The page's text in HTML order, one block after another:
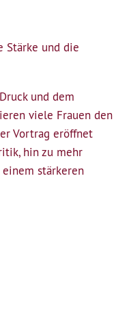
Stärke und die
und dem
viele Frauen den
Vortrag eröffnet
hin zu mehr
stärkeren